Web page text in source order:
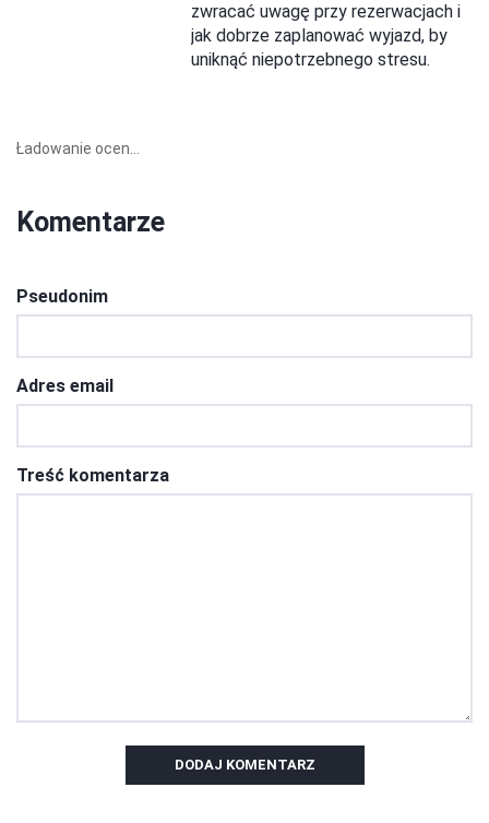
zwracać uwagę przy rezerwacjach i
jak dobrze zaplanować wyjazd, by
uniknąć niepotrzebnego stresu.
Ładowanie ocen...
Komentarze
Pseudonim
Adres email
Treść komentarza
DODAJ KOMENTARZ